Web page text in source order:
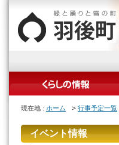
現在地 : ホーム 行事予定一覧
イベント情報